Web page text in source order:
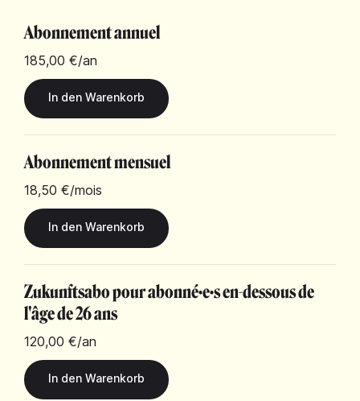
Abonnement annuel
185,00 €/an
Abonnement mensuel
18,50 €/mois
Zukunftsabo pour abonné·e·s en-dessous de
l'âge de 26 ans
120,00 €/an